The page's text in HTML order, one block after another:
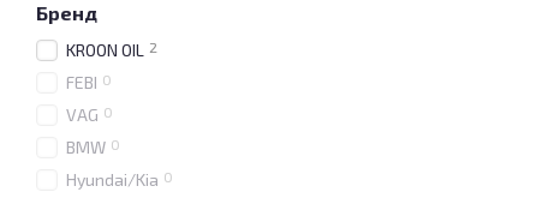
Бренд
KROON OIL 2
FEBI 0
VAG 0
BMW 0
Hyundai/Kia 0